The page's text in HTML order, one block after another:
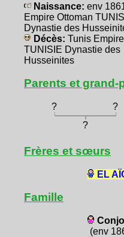
Naissance: env
Empire Ottoman
Dynastie des
Décès: Tunis
TUNISIE Dynastie des
Husseinites
Parents et grand-
? ?
?
Frères et sœurs
EL
Famille
(env